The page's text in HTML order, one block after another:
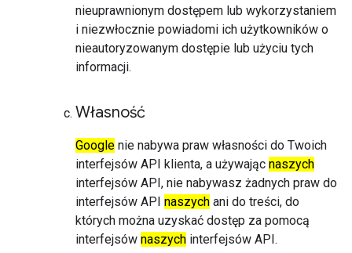
nieuprawnionym dostępem lub wykorzystaniem
i niezwłocznie powiadomi ich użytkowników o
nieautoryzowanym dostępie lub użyciu tych
informacji.
Własność
Google nie nabywa praw własności do Twoich
interfejsów API klienta, a używając naszych
interfejsów API, nie nabywasz żadnych praw do
interfejsów API naszych ani do treści, do
których można uzyskać dostęp za pomocą
interfejsów naszych interfejsów API.